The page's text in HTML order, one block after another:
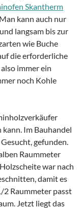
Skantherm
kann auch nur
langsam bis zur
wie Buche
die erforderliche
immer ein
noch Kohle
Im Bauhandel
gefunden.
Raummeter
war nach
damit es
2 Raummeter passt
Jetzt liegt das